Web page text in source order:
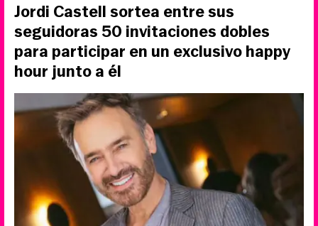
Jordi Castell sortea entre sus
seguidoras 50 invitaciones dobles
para participar en un exclusivo happy
hour junto a él